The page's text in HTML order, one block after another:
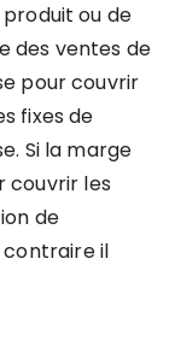
ou de
des ventes de
pour couvrir
fixes de
Si la marge
couvrir les
de
contraire il